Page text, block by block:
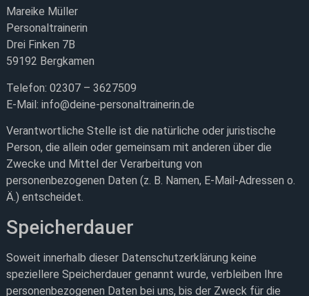
Mareike Müller
Personaltrainerin
Drei Finken 7B
59192 Bergkamen
Telefon: 02307 – 3627509
E-Mail: info@deine-personaltrainerin.de
Verantwortliche Stelle ist die natürliche oder juristische
Person, die allein oder gemeinsam mit anderen über die
Zwecke und Mittel der Verarbeitung von
personenbezogenen Daten (z. B. Namen, E-Mail-Adressen o.
Ä.) entscheidet.
Speicherdauer
Soweit innerhalb dieser Datenschutzerklärung keine
speziellere Speicherdauer genannt wurde, verbleiben Ihre
personenbezogenen Daten bei uns, bis der Zweck für die